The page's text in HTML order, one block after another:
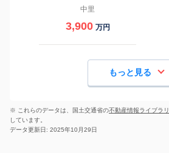
中里
3,900 万円
もっと見る
※ これらのデータは、国土交通省の不動産情報ライブラリ
しています。
データ更新日: 2025年10月29日